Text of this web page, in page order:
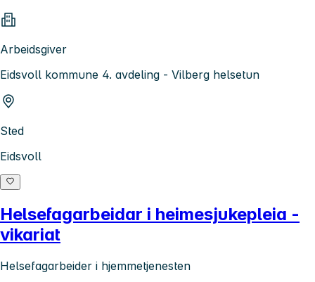
Arbeidsgiver
Eidsvoll kommune 4. avdeling - Vilberg helsetun
Sted
Eidsvoll
Helsefagarbeidar i heimesjukepleia -
vikariat
Helsefagarbeider i hjemmetjenesten